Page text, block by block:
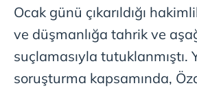
Ocak günü çıkarıldığı
ve düşmanlığa tahrik ve
suçlamasıyla tutuklanmıştı.
soruşturma kapsamında,